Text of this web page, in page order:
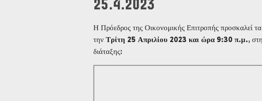
25.4.2023
Η Πρόεδρος της Οικονομικής Επιτροπής προσκαλεί
την Τρίτη 25 Απριλίου 2023 και ώρα 9:30 π.μ.,
διάταξης: